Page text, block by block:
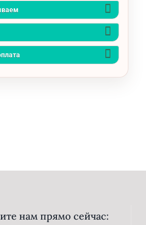
нам прямо сейчас: